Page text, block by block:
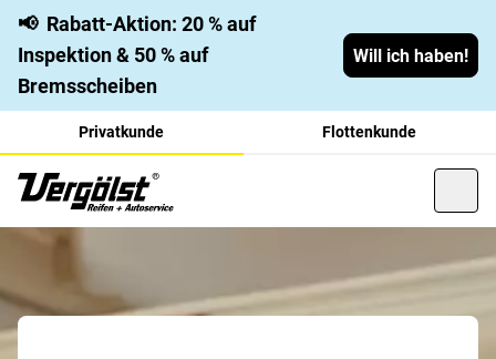
📢 Rabatt-Aktion: 20 % auf
Inspektion & 50 % auf
Bremsscheiben
Will ich haben!
Privatkunde Flottenkunde